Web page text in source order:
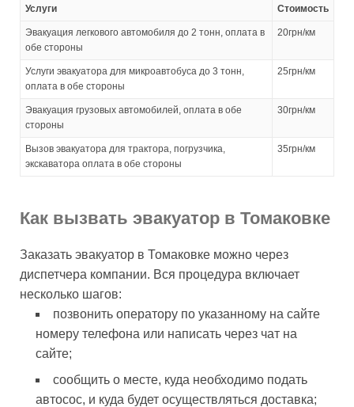
Услуги Стоимость
Эвакуация легкового автомобиля до 2 тонн, оплата в
обе стороны
20грн/км
Услуги эвакуатора для микроавтобуса до 3 тонн,
оплата в обе стороны
25грн/км
Эвакуация грузовых автомобилей, оплата в обе
стороны
30грн/км
Вызов эвакуатора для трактора, погрузчика,
экскаватора оплата в обе стороны
35грн/км
Как вызвать эвакуатор в Томаковке
Заказать эвакуатор в Томаковке можно через
диспетчера компании. Вся процедура включает
несколько шагов:
позвонить оператору по указанному на сайте
номеру телефона или написать через чат на
сайте;
сообщить о месте, куда необходимо подать
автосос, и куда будет осуществляться доставка;